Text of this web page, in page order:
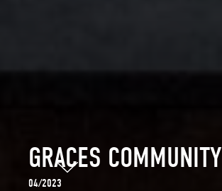
GRACES COMMUNITY
04/2023